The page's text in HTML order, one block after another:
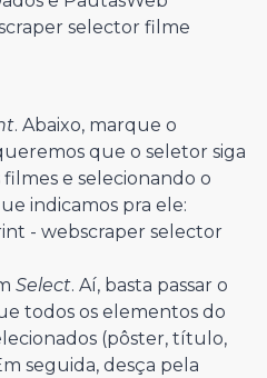
. Abaixo, marque o
que o seletor siga
e selecionando o
indicamos pra ele:
Select. Aí, basta passar o
todos os elementos do
(pôster, título,
seguida, desça pela